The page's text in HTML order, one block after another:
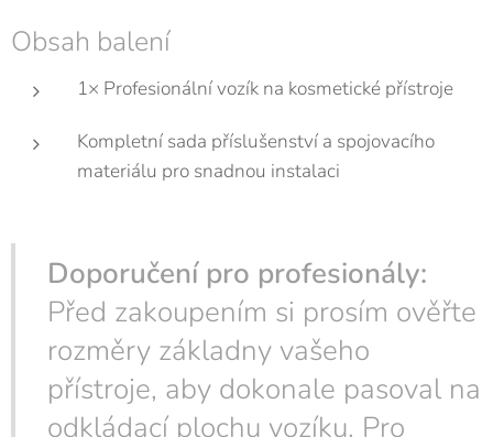
Obsah balení
1× Profesionální vozík na kosmetické přístroje
Kompletní sada příslušenství a spojovacího
materiálu pro snadnou instalaci
Doporučení pro profesionály:
Před zakoupením si prosím ověřte
rozměry základny vašeho
přístroje, aby dokonale pasoval na
odkládací plochu vozíku. Pro